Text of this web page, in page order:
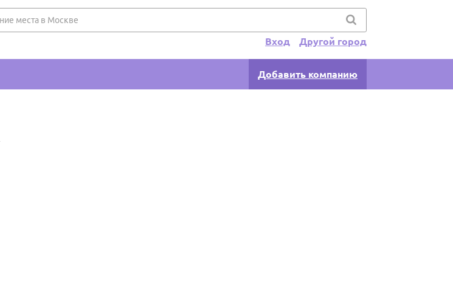
Другой город
Вход
Добавить компанию